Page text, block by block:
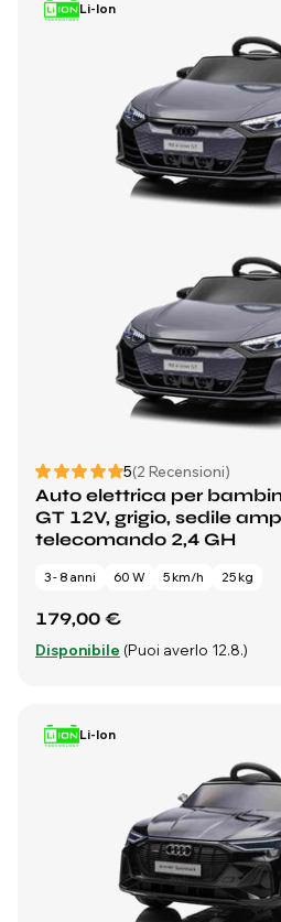
Li-Ion
5(2 Recensioni)
Auto elettrica per
GT 12V, grigio, sedile
telecomando 2,4 GH
3 - 8 anni 60 W 5 km/h 25 kg
179,00 €
Disponibile (Puoi averlo 12.8.)
Li-Ion